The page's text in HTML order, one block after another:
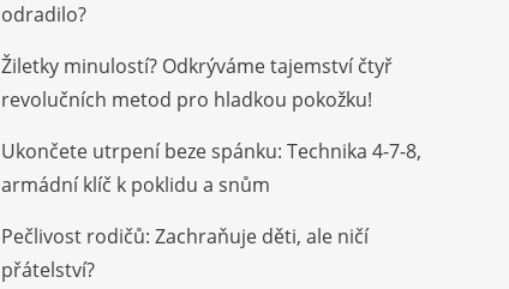
odradilo?
Žiletky minulostí? Odkrýváme tajemství čtyř
revolučních metod pro hladkou pokožku!
Ukončete utrpení beze spánku: Technika 4-7-8,
armádní klíč k poklidu a snům
Pečlivost rodičů: Zachraňuje děti, ale ničí
přátelství?